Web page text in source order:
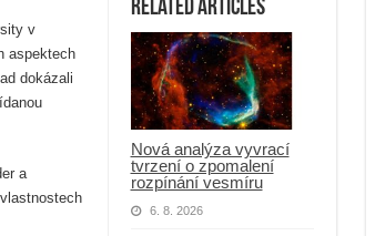
Related Articles
Nová analýza vyvrací
tvrzení o zpomalení
rozpínání vesmíru
6. 8. 2026
v
aspektech
dokázali
a